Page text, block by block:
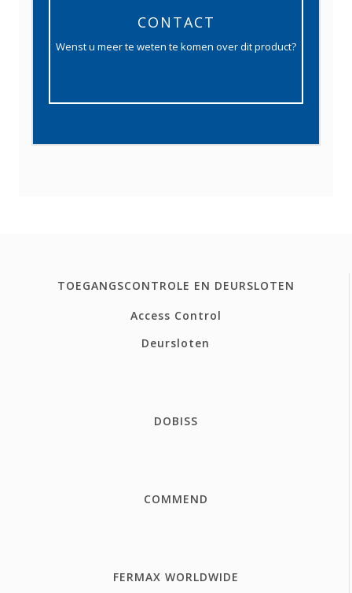
CONTACT
Wenst u meer te weten te komen over dit product?
TOEGANGSCONTROLE EN DEURSLOTEN
Access Control
Deursloten
DOBISS
COMMEND
FERMAX WORLDWIDE